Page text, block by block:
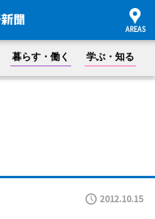
暮らす・働く 学ぶ・知る
2012.10.15